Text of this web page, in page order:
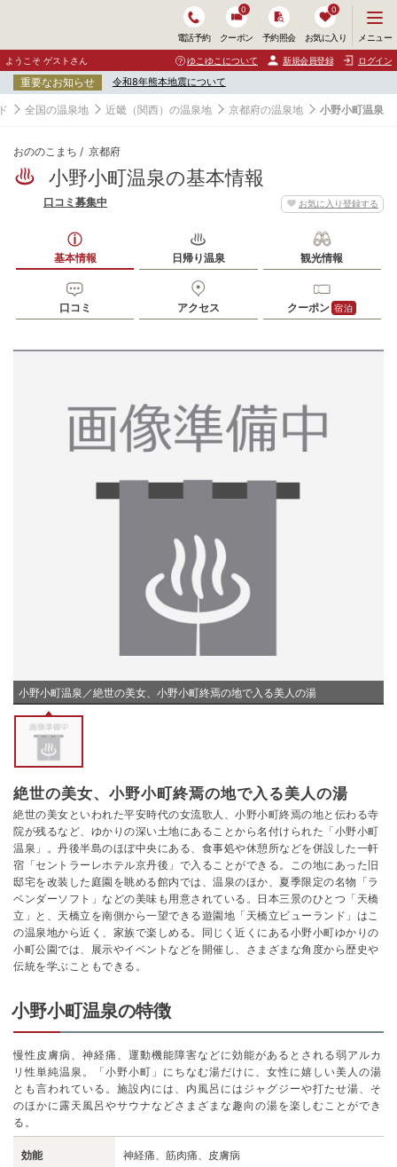
電話予約 クーポン
0
予約照会 お気に入り
0
ニ
ュ
ー
開
く
メニュー
ようこそ ゲストさん ゆこゆこについて 新規会員登録 ログイン
重要なお知らせ 令和8年熊本地震について
全国の温泉地 近畿（関西）の温泉地 京都府の温泉地 小野小町温泉
おののこまち 京都府
小野小町温泉の基本情報
お気に入り登録する
口コミ募集中
基本情報 日帰り温泉 観光情報
口コミ アクセス クーポン 宿泊
小野小町温泉／絶世の美女、小野小町終焉の地で入る美人の湯
絶世の美女、小野小町終焉の地で入る美人の湯
絶世の美女といわれた平安時代の女流歌人、小野小町終焉の地と伝わる寺
院が残るなど、ゆかりの深い土地にあることから名付けられた「小野小町
温泉」。丹後半島のほぼ中央にある、食事処や休憩所などを併設した一軒
宿「セントラーレホテル京丹後」で入ることができる。この地にあった旧
邸宅を改装した庭園を眺める館内では、温泉のほか、夏季限定の名物「ラ
ベンダーソフト」などの美味も用意されている。日本三景のひとつ「天橋
立」と、天橋立を南側から一望できる遊園地「天橋立ビューランド」はこ
の温泉地から近く、家族で楽しめる。同じく近くにある小野小町ゆかりの
小町公園では、展示やイベントなどを開催し、さまざまな角度から歴史や
伝統を学ぶこともできる。
小野小町温泉の特徴
慢性皮膚病、神経痛、運動機能障害などに効能があるとされる弱アルカ
リ性単純温泉。「小野小町」にちなむ湯だけに、女性に嬉しい美人の湯
とも言われている。施設内には、内風呂にはジャグジーや打たせ湯、そ
のほかに露天風呂やサウナなどさまざまな趣向の湯を楽しむことができ
る。
効能 神経痛、筋肉痛、皮膚病